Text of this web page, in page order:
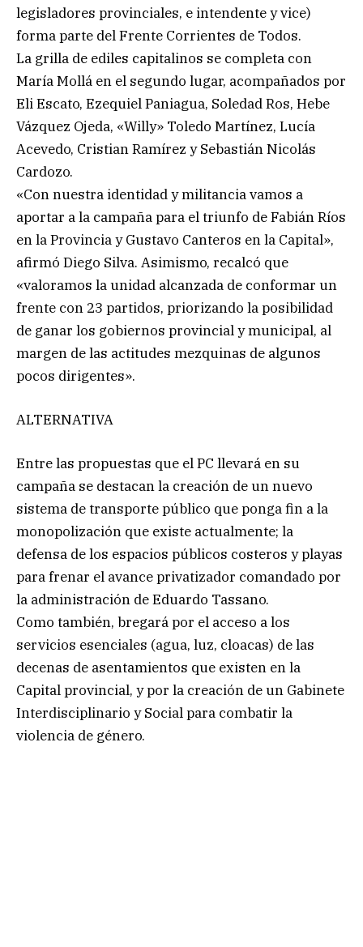
legisladores provinciales, e intendente y vice)
forma parte del Frente Corrientes de Todos.
La grilla de ediles capitalinos se completa con
María Mollá en el segundo lugar, acompañados por
Eli Escato, Ezequiel Paniagua, Soledad Ros, Hebe
Vázquez Ojeda, «Willy» Toledo Martínez, Lucía
Acevedo, Cristian Ramírez y Sebastián Nicolás
Cardozo.
«Con nuestra identidad y militancia vamos a
aportar a la campaña para el triunfo de Fabián Ríos
en la Provincia y Gustavo Canteros en la Capital»,
afirmó Diego Silva. Asimismo, recalcó que
«valoramos la unidad alcanzada de conformar un
frente con 23 partidos, priorizando la posibilidad
de ganar los gobiernos provincial y municipal, al
margen de las actitudes mezquinas de algunos
pocos dirigentes».
ALTERNATIVA
Entre las propuestas que el PC llevará en su
campaña se destacan la creación de un nuevo
sistema de transporte público que ponga fin a la
monopolización que existe actualmente; la
defensa de los espacios públicos costeros y playas
para frenar el avance privatizador comandado por
la administración de Eduardo Tassano.
Como también, bregará por el acceso a los
servicios esenciales (agua, luz, cloacas) de las
decenas de asentamientos que existen en la
Capital provincial, y por la creación de un Gabinete
Interdisciplinario y Social para combatir la
violencia de género.